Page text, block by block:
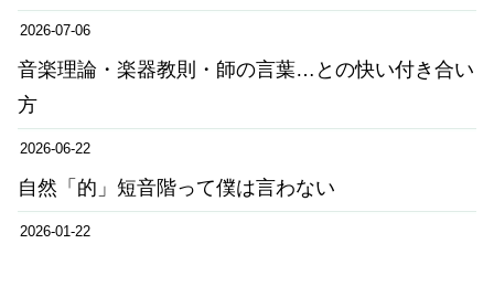
2026-07-06
音楽理論・楽器教則・師の言葉…との快い付き合い
方
2026-06-22
自然「的」短音階って僕は言わない
2026-01-22